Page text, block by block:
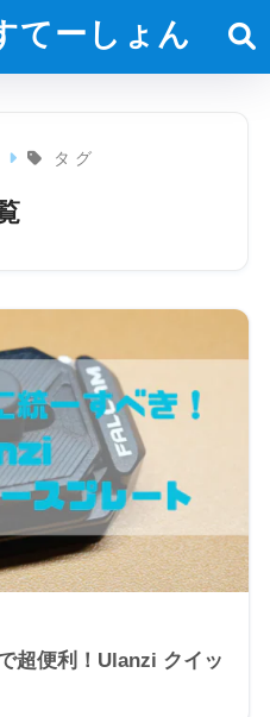
てーしょん
タグ
超便利！Ulanzi クイッ